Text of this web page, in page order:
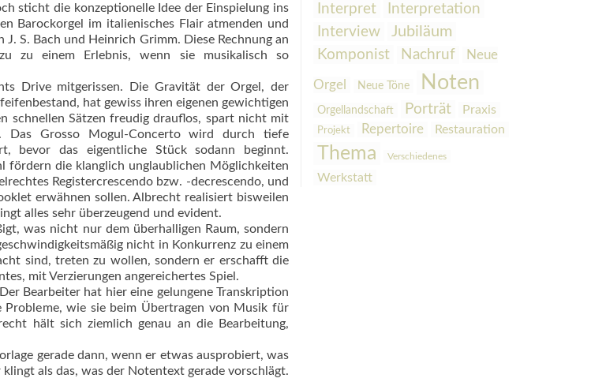
sticht die konzeptionelle Idee der Einspielung ins
Barockorgel im ita­lienisches Flair atmenden und
J. S. Bach und Heinrich Grimm. Diese Rechnung an
zu einem Erlebnis, wenn sie musikalisch so
Drive mitgerissen. Die Gravität der Orgel, der
hat gewiss ihren eigenen gewichtigen
schnellen Sätzen freudig drauflos, spart nicht mit
Grosso Mogul-Concerto wird durch tiefe
bevor das eigentliche Stück sodann beginnt.
fördern die klanglich unglaublichen Möglichkeiten
Registercrescendo bzw. -decrescendo, und
erwähnen sollen. Albrecht realisiert bisweilen
alles sehr überzeugend und evident.
was nicht nur dem überhalligen Raum, sondern
nicht in Konkurrenz zu einem
sind, treten zu wollen, sondern er erschafft die
mit Verzierungen angereichertes Spiel.
Bearbeiter hat hier eine gelungene Transkription
wie sie beim Übertragen von Musik für
hält sich ziemlich genau an die Bearbeitung,
gerade dann, wenn er etwas ausprobiert, was
als das, was der Notentext gerade vorschlägt.
Interpret
Interpretation
Interview
Jubiläum
Komponist
Nachruf Neue
Orgel Neue Töne Noten
Orgellandschaft Porträt Praxis
Projekt Repertoire Restauration
Thema Verschiedenes
Werkstatt